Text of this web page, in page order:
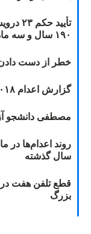
۱۹۰ سال و سه ماه حبس برای ۲۳ درویش گنابادی قطعی شد
خطر از دست دادن
گزارش اعدام ۲۰۱۸: قصاص و بخشش
مصطفی دانشجو
سال گذشته
قطع تلفن هفت
بزرگ